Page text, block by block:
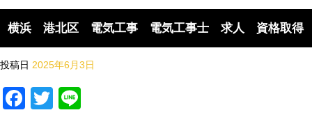
横浜 港北区 電気工事 電気工事士 求人 資格取得
投稿日 2025年6月3日
Facebook
Twitter